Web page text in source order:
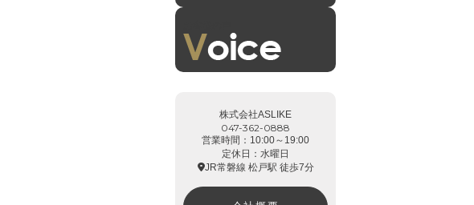
株式会社ASLIKE
047-362-0888
営業時間：10:00～19:00
定休日：水曜日
JR常磐線 松戸駅 徒歩7分